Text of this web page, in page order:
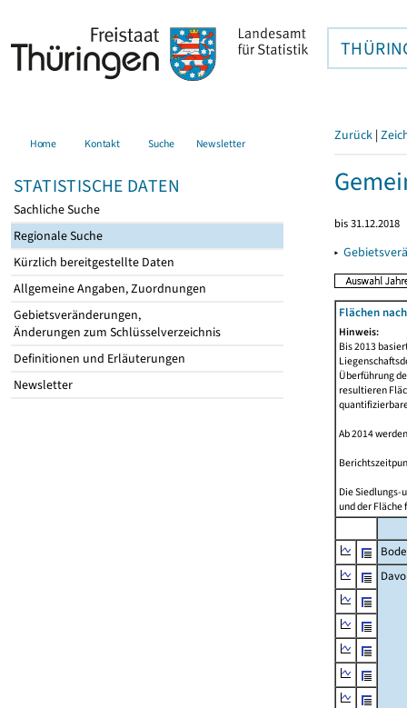
Home Kontakt Suche Newsletter
STATISTISCHE DATEN
Sachliche Suche
Regionale Suche
Kürzlich bereitgestellte Daten
Allgemeine Angaben, Zuordnungen
Gebietsveränderungen,
Änderungen zum Schlüsselverzeichnis
Definitionen und Erläuterungen
Newsletter
Zurück |
bis 31.12.2018
▸
Flächen
Hinweis:
Bis 2013
Überführung
resultieren
Ab 2014
Die Siedlungs-
und der Fläche